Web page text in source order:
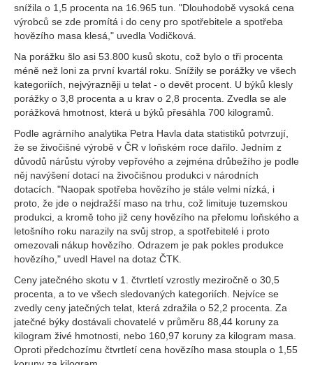
snížila o 1,5 procenta na 16.965 tun. "Dlouhodobě vysoká cena
výrobců se zde promítá i do ceny pro spotřebitele a spotřeba
hovězího masa klesá," uvedla Vodičková.
Na porážku šlo asi 53.800 kusů skotu, což bylo o tři procenta
méně než loni za první kvartál roku. Snížily se porážky ve všech
kategoriích, nejvýrazněji u telat - o devět procent. U býků klesly
porážky o 3,8 procenta a u krav o 2,8 procenta. Zvedla se ale
porážková hmotnost, která u býků přesáhla 700 kilogramů.
Podle agrárního analytika Petra Havla data statistiků potvrzují,
že se živočišné výrobě v ČR v loňském roce dařilo. Jedním z
důvodů nárůstu výroby vepřového a zejména drůbežího je podle
něj navýšení dotací na živočišnou produkci v národních
dotacích. "Naopak spotřeba hovězího je stále velmi nízká, i
proto, že jde o nejdražší maso na trhu, což limituje tuzemskou
produkci, a kromě toho již ceny hovězího na přelomu loňského a
letošního roku narazily na svůj strop, a spotřebitelé i proto
omezovali nákup hovězího. Odrazem je pak pokles produkce
hovězího," uvedl Havel na dotaz ČTK.
Ceny jatečného skotu v 1. čtvrtletí vzrostly meziročně o 30,5
procenta, a to ve všech sledovaných kategoriích. Nejvíce se
zvedly ceny jatečných telat, která zdražila o 52,2 procenta. Za
jatečné býky dostávali chovatelé v průměru 88,44 koruny za
kilogram živé hmotnosti, nebo 160,97 koruny za kilogram masa.
Oproti předchozímu čtvrtletí cena hovězího masa stoupla o 1,55